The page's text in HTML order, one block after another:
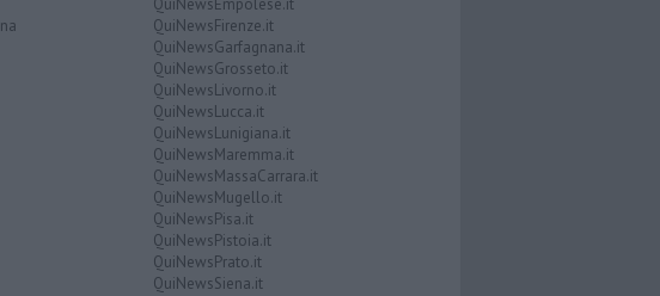
QuiNewsEmpolese.it
QuiNewsFirenze.it
QuiNewsGarfagnana.it
QuiNewsGrosseto.it
QuiNewsLivorno.it
QuiNewsLucca.it
QuiNewsLunigiana.it
QuiNewsMaremma.it
QuiNewsMassaCarrara.it
QuiNewsMugello.it
QuiNewsPisa.it
QuiNewsPistoia.it
QuiNewsPrato.it
QuiNewsSiena.it